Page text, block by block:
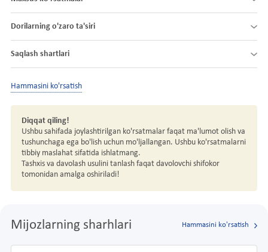
Dorilarning o'zaro ta'siri
Saqlash shartlari
Hammasini ko'rsatish
Diqqat qiling!
Ushbu sahifada joylashtirilgan ko'rsatmalar faqat ma'lumot olish va
tushunchaga ega bo'lish uchun mo'ljallangan. Ushbu ko'rsatmalarni
tibbiy maslahat sifatida ishlatmang.
Tashxis va davolash usulini tanlash faqat davolovchi shifokor
tomonidan amalga oshiriladi!
Mijozlarning sharhlari Hammasini ko'rsatish